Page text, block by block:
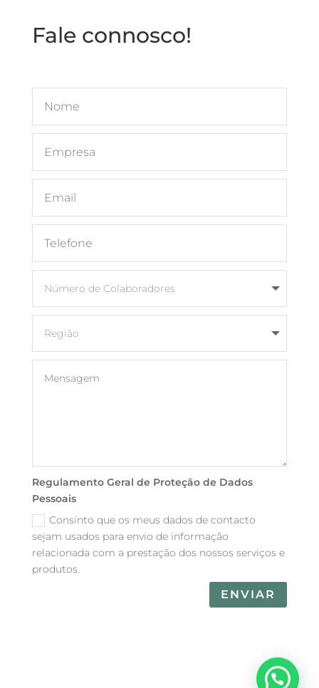
Fale connosco!
Regulamento Geral de Proteção de Dados
Pessoais
Consinto que os meus dados de contacto
sejam usados para envio de informação
relacionada com a prestação dos nossos serviços e
produtos.
ENVIAR